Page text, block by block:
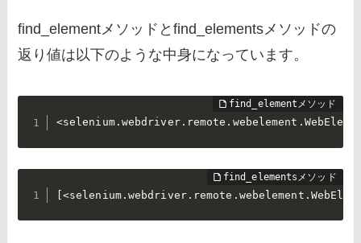
find_elementメソッドとfind_elementsメソッドの
返り値は以下のような中身になっています。